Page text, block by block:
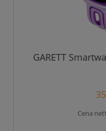
GARETT
Cena